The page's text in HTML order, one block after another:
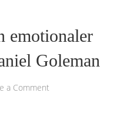
emotionaler
Goleman
a Comment